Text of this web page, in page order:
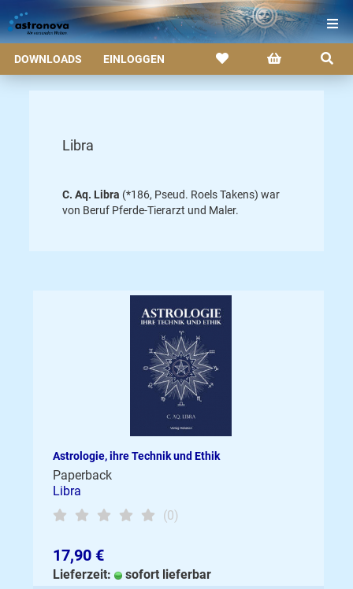
DOWNLOADS EINLOGGEN
Libra
C. Aq. Libra (*186, Pseud. Roels Takens) war
von Beruf Pferde-Tierarzt und Maler.
Astrologie, ihre Technik und Ethik
Paperback
Libra
(0)
17,90 €
Lieferzeit:
sofort lieferbar